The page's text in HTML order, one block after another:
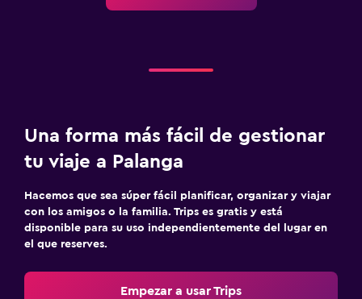
Una forma más fácil de gestionar
tu viaje a Palanga
Hacemos que sea súper fácil planificar, organizar y viajar
con los amigos o la familia. Trips es gratis y está
disponible para su uso independientemente del lugar en
el que reserves.
Empezar a usar Trips